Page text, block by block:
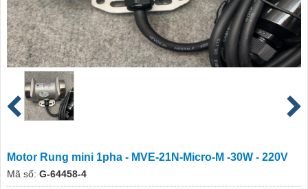
Motor Rung mini 1pha - MVE-21N-Micro-M -30W - 220V
Mã số: G-64458-4